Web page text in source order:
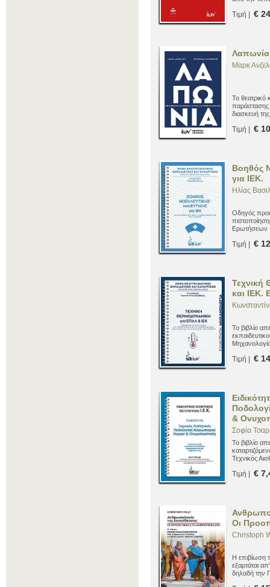
Τιμή | €
Λαπωνία
Μαρκ
Το θεατρικό
παράστασης
διασκευή
Τιμή | €
Βοηθός
για ΙΕΚ.
Ηλίας
Οδηγός
Ερωτήσεων
Τιμή | €
Τεχνική
και ΙΕΚ.
Το βιβλίο
Τιμή | €
&
Σοφία
Το βιβλίο
Τεχνικός
περάσουν
Τιμή | €
Οι
Christoph
Η επιβίωση
εξαρτάται
δηλαδή την